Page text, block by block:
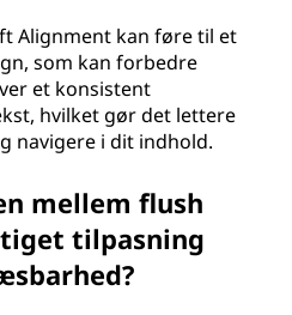
Alignment kan føre til et
som kan forbedre
et konsistent
hvilket gør det lettere
navigere i dit indhold.
mellem flush
tilpasning